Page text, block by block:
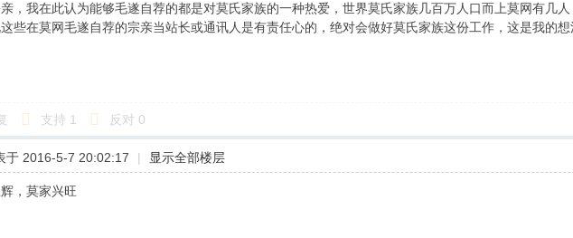
，我在此认为能够毛遂自荐的都是对莫氏家族的一种热爱，世界莫氏家族几百万人口而上莫网有几
些在莫网毛遂自荐的宗亲当站长或通讯人是有责任心的，绝对会做好莫氏家族这份工作，这是我的想
支持 1 反对 0
于 2016-5-7 20:02:17 | 显示全部楼层
，莫家兴旺